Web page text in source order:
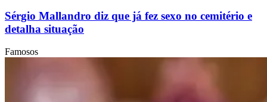
Sérgio Mallandro diz que já fez sexo no cemitério e
detalha situação
Famosos